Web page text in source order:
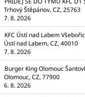
Trhový Štěpánov, CZ, 25763
7. 8. 2026
KFC Ústí nad Labem
Ústí nad Labem, CZ, 40010
7. 8. 2026
Burger King Olomouc
Olomouc, CZ, 77900
6. 8. 2026